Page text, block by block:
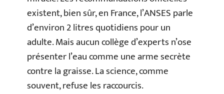
existent, bien sûr, en France, l’ANSES parle
d’environ 2 litres quotidiens pour un
adulte. Mais aucun collège d’experts n’ose
présenter l’eau comme une arme secrète
contre la graisse. La science, comme
souvent, refuse les raccourcis.